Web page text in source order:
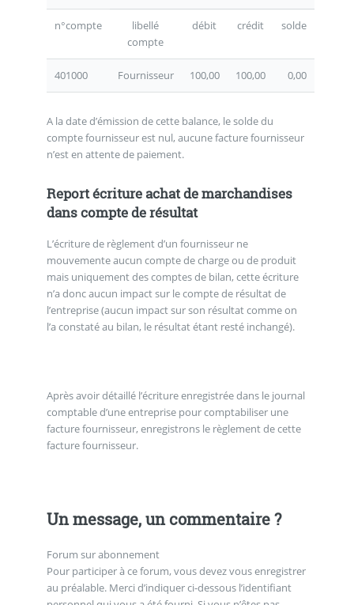
n°compte
libellé
compte
débit crédit solde
401000 Fournisseur 100,00 100,00 0,00
A la date d’émission de cette balance, le solde du
compte fournisseur est nul, aucune facture fournisseur
n’est en attente de paiement.
Report écriture achat de marchandises
dans compte de résultat
L’écriture de règlement d’un fournisseur ne
mouvemente aucun compte de charge ou de produit
mais uniquement des comptes de bilan, cette écriture
n’a donc aucun impact sur le compte de résultat de
l’entreprise (aucun impact sur son résultat comme on
l’a constaté au bilan, le résultat étant resté inchangé).
Après avoir détaillé l’écriture enregistrée dans le journal
comptable d’une entreprise pour comptabiliser une
facture fournisseur, enregistrons le règlement de cette
facture fournisseur.
Un message, un commentaire ?
Forum sur abonnement
Pour participer à ce forum, vous devez vous enregistrer
au préalable. Merci d’indiquer ci-dessous l’identifiant